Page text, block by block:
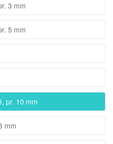
3 mm
5 mm
pr. 10 mm
mm